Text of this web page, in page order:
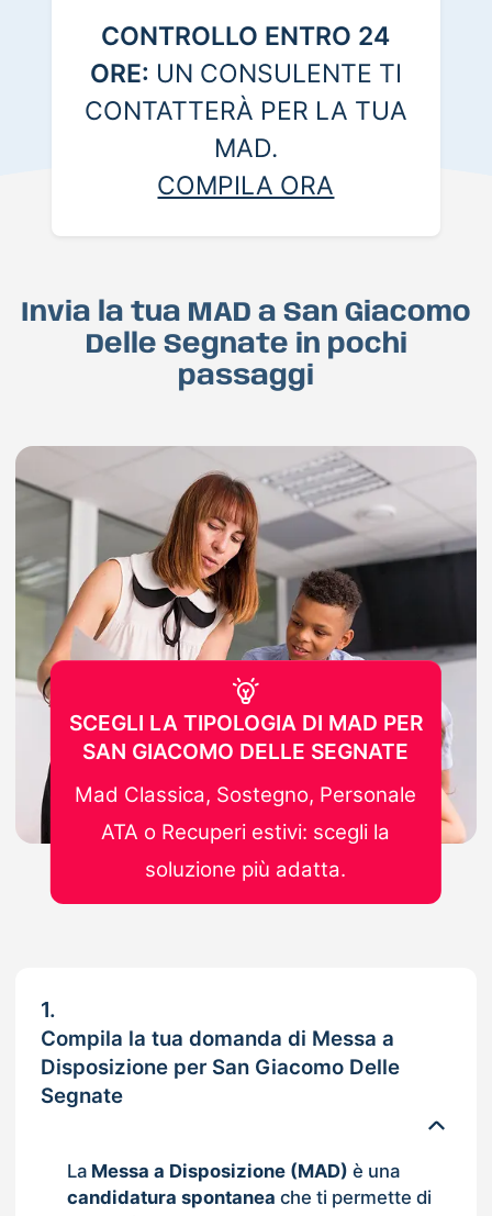
CONTROLLO ENTRO 24
ORE: UN CONSULENTE TI
CONTATTERÀ PER LA TUA
MAD.
COMPILA ORA
Invia la tua MAD a San Giacomo
Delle Segnate in pochi
passaggi
1.
Compila la tua domanda di Messa a
Disposizione per San Giacomo Delle
Segnate
La Messa a Disposizione (MAD) è una
candidatura spontanea che ti permette di
SCEGLI LA TIPOLOGIA DI MAD PER
SAN GIACOMO DELLE SEGNATE
Mad Classica, Sostegno, Personale
ATA o Recuperi estivi: scegli la
soluzione più adatta.